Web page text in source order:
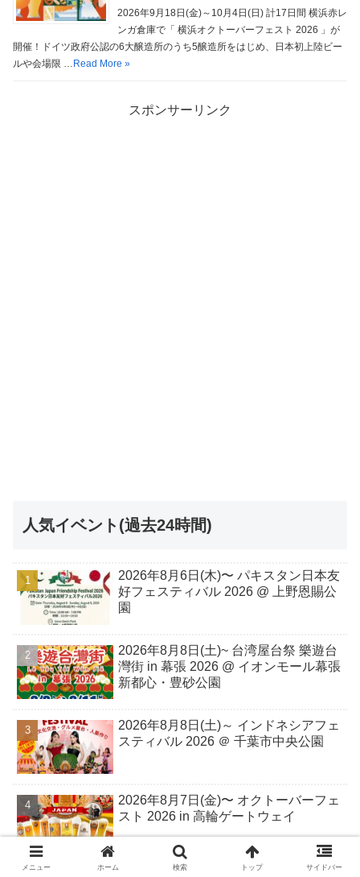
2026年9月18日(金)～10月4日(日) 計17日間 横浜赤レ
ンガ倉庫で「 横浜オクトーバーフェスト 2026 」が
開催！ドイツ政府公認の6大醸造所のうち5醸造所をはじめ、日本初上陸ビー
ルや会場限 … Read More »
スポンサーリンク
人気イベント(過去24時間)
2026年8月6日(木)〜 パキスタン日本友
好フェスティバル 2026 @ 上野恩賜公
園
2026年8月8日(土)~ 台湾屋台祭 樂遊台
灣街 in 幕張 2026 @ イオンモール幕張
新都心・豊砂公園
2026年8月8日(土)～ インドネシアフェ
スティバル 2026 ＠ 千葉市中央公園
2026年8月7日(金)〜 オクトーバーフェ
スト 2026 in 高輪ゲートウェイ
メニュー ホーム 検索 トップ サイドバー